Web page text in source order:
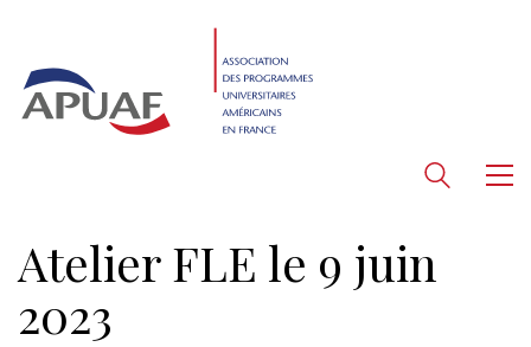
Atelier FLE le 9 juin
2023